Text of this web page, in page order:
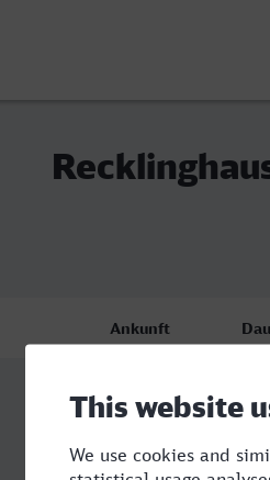
Ankunft
Paris Est
18.08.26